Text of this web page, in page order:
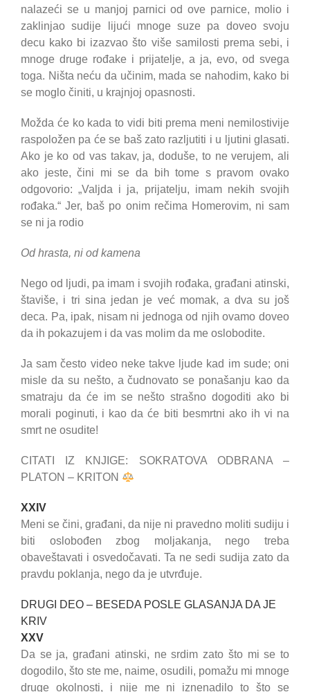
nalazeći se u manjoj parnici od ove parnice, molio i
zaklinjao sudije lijući mnoge suze pa doveo svoju
decu kako bi izazvao što više samilosti prema sebi, i
mnoge druge rođake i prijatelje, a ja, evo, od svega
toga. Ništa neću da učinim, mada se nahodim, kako bi
se moglo činiti, u krajnjoj opasnosti.
Možda će ko kada to vidi biti prema meni nemilostivije
raspoložen pa će se baš zato razljutiti i u ljutini glasati.
Ako je ko od vas takav, ja, doduše, to ne verujem, ali
ako jeste, čini mi se da bih tome s pravom ovako
odgovorio: „Valjda i ja, prijatelju, imam nekih svojih
rođaka.“ Jer, baš po onim rečima Homerovim, ni sam
se ni ja rodio
Od hrasta, ni od kamena
Nego od ljudi, pa imam i svojih rođaka, građani atinski,
štaviše, i tri sina jedan je već momak, a dva su još
deca. Pa, ipak, nisam ni jednoga od njih ovamo doveo
da ih pokazujem i da vas molim da me oslobodite.
Ja sam često video neke takve ljude kad im sude; oni
misle da su nešto, a čudnovato se ponašanju kao da
smatraju da će im se nešto strašno dogoditi ako bi
morali poginuti, i kao da će biti besmrtni ako ih vi na
smrt ne osudite!
CITATI IZ KNJIGE: SOKRATOVA ODBRANA –
PLATON – KRITON
XXIV
Meni se čini, građani, da nije ni pravedno moliti sudiju i
biti oslobođen zbog moljakanja, nego treba
obaveštavati i osvedočavati. Ta ne sedi sudija zato da
pravdu poklanja, nego da je utvrđuje.
DRUGI DEO – BESEDA POSLE GLASANJA DA JE
KRIV
XXV
Da se ja, građani atinski, ne srdim zato što mi se to
dogodilo, što ste me, naime, osudili, pomažu mi mnoge
druge okolnosti, i nije me ni iznenadilo to što se